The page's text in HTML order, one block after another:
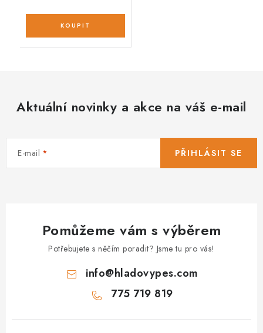
Aktuální novinky a akce na váš e-mail
E-mail PŘIHLÁSIT SE
Pomůžeme vám s výběrem
Potřebujete s něčím poradit? Jsme tu pro vás!
info@hladovypes.com
775 719 819